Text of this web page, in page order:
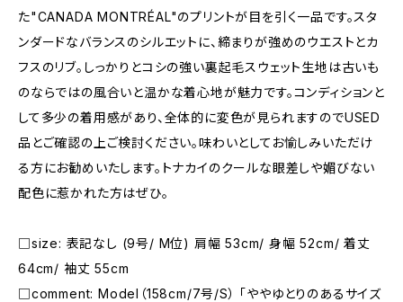
た"CANADA MONTRÉAL"のプリントが目を引く一品です。スタ
ンダードなバランスのシルエットに、締まりが強めのウエストとカ
フスのリブ。しっかりとコシの強い裏起毛スウェット生地は古いも
のならではの風合いと温かな着心地が魅力です。コンディションと
して多少の着用感があり、全体的に変色が見られますのでUSED
品とご確認の上ご検討ください。味わいとしてお愉しみいただけ
る方にお勧めいたします。トナカイのクールな眼差しや媚びない
配色に惹かれた方はぜひ。
□size: 表記なし (9号/ M位) 肩幅 53cm/ 身幅 52cm/ 着丈
64cm/ 袖丈 55cm
□comment: Model（158cm/7号/S） 「ややゆとりのあるサイズ